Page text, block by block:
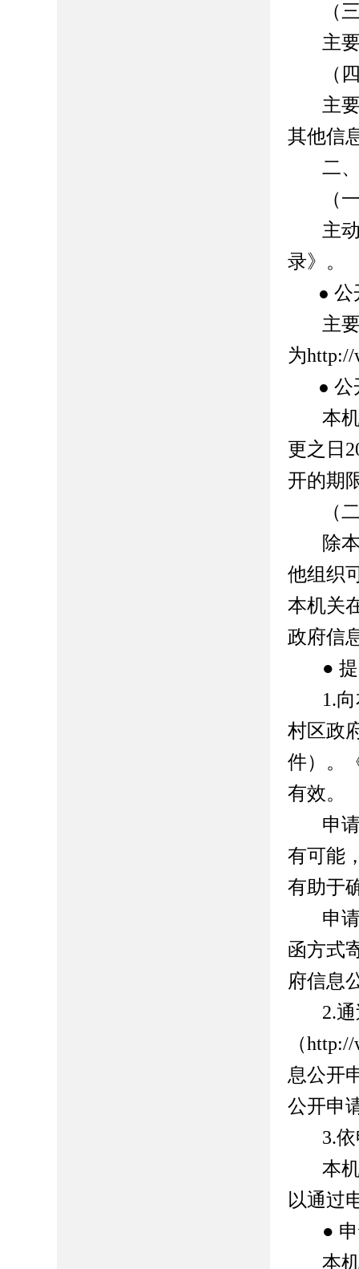
（
主
（
主
其他信
二
（
主
录》。
● 公
主
为http://
● 公
本
更之日
开的期
（
除
他组织
本机关
政府信
●
1.
村区政
件）。
有效。
申
有可能
有助于
申
函方式
府信息
2.
（http://
息公开
公开申
3.
本
以通过
●
本